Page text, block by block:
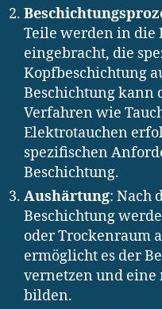
Teile werden in die
eingebracht, die
Kopfbeschichtung
Beschichtung kann
Verfahren wie
Elektrotauchen
spezifischen
Beschichtung.
Aushärtung: Nach
Beschichtung
oder Trockenraum
ermöglicht es der
vernetzen und eine
bilden.